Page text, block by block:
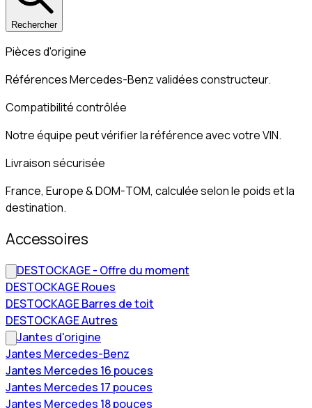
Rechercher
Pièces d'origine
Références Mercedes-Benz validées constructeur.
Compatibilité contrôlée
Notre équipe peut vérifier la référence avec votre VIN.
Livraison sécurisée
France, Europe & DOM-TOM, calculée selon le poids et la
destination.
Accessoires
DESTOCKAGE - Offre du moment
DESTOCKAGE Roues
DESTOCKAGE Barres de toit
DESTOCKAGE Autres
Jantes d'origine
Jantes Mercedes-Benz
Jantes Mercedes 16 pouces
Jantes Mercedes 17 pouces
Jantes Mercedes 18 pouces